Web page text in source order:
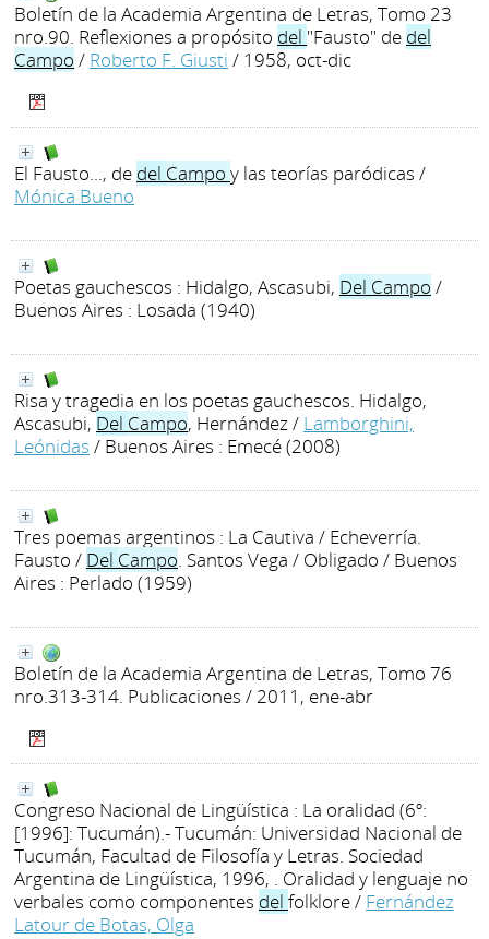
Boletín de la Academia Argentina de Letras, Tomo 23
nro.90. Reflexiones a propósito del "Fausto" de del
Campo / Roberto F. Giusti / 1958, oct-dic
El Fausto..., de del Campo y las teorías paródicas /
Mónica Bueno
Poetas gauchescos : Hidalgo, Ascasubi, Del Campo /
Buenos Aires : Losada (1940)
Risa y tragedia en los poetas gauchescos. Hidalgo,
Ascasubi, Del Campo, Hernández/ Lamborghini,
Leónidas / Buenos Aires : Emecé (2008)
Tres poemas argentinos : La Cautiva / Echeverría.
Fausto / Del Campo. Santos Vega / Obligado / Buenos
Aires : Perlado (1959)
Boletín de la Academia Argentina de Letras, Tomo 76
nro.313-314. Publicaciones / 2011, ene-abr
Congreso Nacional de Lingüística : La oralidad (6º:
[1996]: Tucumán).- Tucumán: Universidad Nacional de
Tucumán, Facultad de Filosofía y Letras. Sociedad
Argentina de Lingüística, 1996, . Oralidad y lenguaje no
verbales como componentes del folklore/ Fernández
Latour de Botas, Olga